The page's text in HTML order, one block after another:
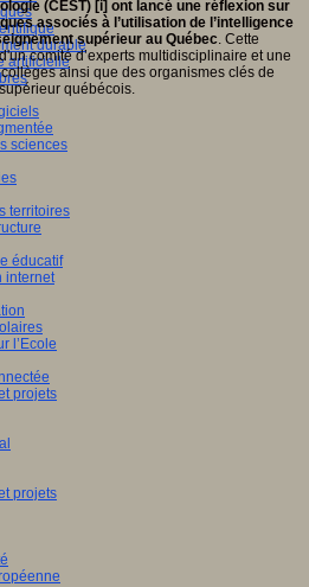
durable
artificielle
sciences
territoires
éducatif
internet
l’Ecole
projets
projets
(CEST) [i] ont lancé une réflexion sur
associés à l’utilisation de l’intelligence
supérieur au Québec . Cette
comité d’experts multidisciplinaire et une
ainsi que des organismes clés de
québécois.